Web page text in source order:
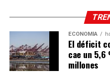
ECONOMÍA
El déficit
cae un 5,6
millones